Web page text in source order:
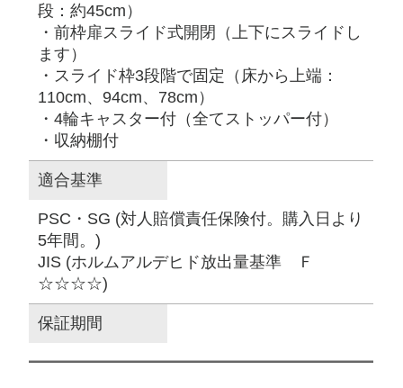
段：約45cm）
・前枠扉スライド式開閉（上下にスライドし
ます）
・スライド枠3段階で固定（床から上端：
110cm、94cm、78cm）
・4輪キャスター付（全てストッパー付）
・収納棚付
適合基準
PSC・SG (対人賠償責任保険付。購入日より
5年間。)
JIS (ホルムアルデヒド放出量基準 Ｆ
☆☆☆☆)
保証期間